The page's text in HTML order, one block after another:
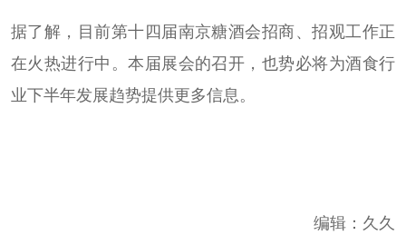
据了解，目前第十四届南京糖酒会招商、招观工作正
在火热进行中。本届展会的召开，也势必将为酒食行
业下半年发展趋势提供更多信息。
编辑：久久